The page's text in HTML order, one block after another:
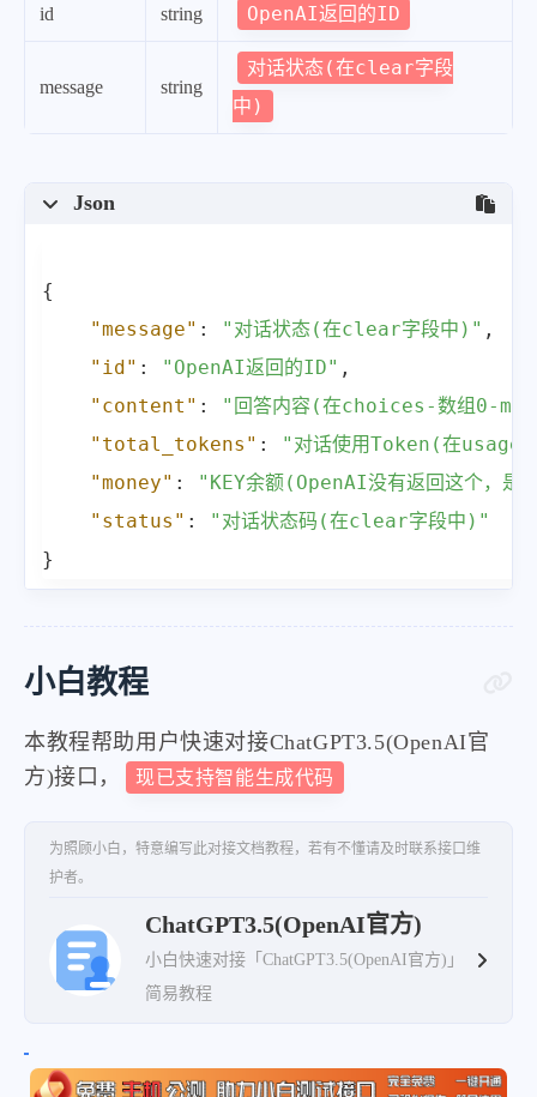
id string OpenAI返回的ID
message string
对话状态(在clear字段
中)
Json
{
"message" : "对话状态(在clear字段中)" ,
"id" : "OpenAI返回的ID" ,
"content" :
"回答内容(在choices-数组0-
"total_tokens" :
"对话使用Token(在usage
"money" :
"KEY余额(OpenAI没有返回这个，是
"status" :
"对话状态码(在clear字段中)"
}
小白教程
本教程帮助用户快速对接ChatGPT3.5(OpenAI官
方)接口，
现已支持智能生成代码
为照顾小白，特意编写此对接文档教程，若有不懂请及时联系接口维
护者。
ChatGPT3.5(OpenAI官方)
小白快速对接「ChatGPT3.5(OpenAI官方)」
简易教程